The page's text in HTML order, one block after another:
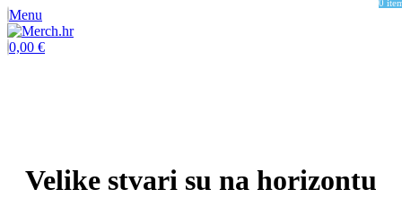
Menu
0
0,00 €
Velike stvari su na horizontu